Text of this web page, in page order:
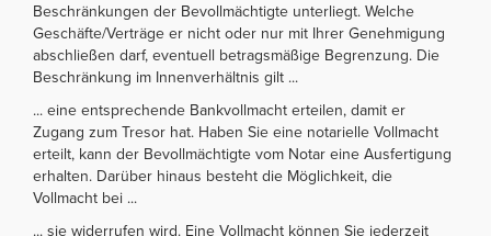
Beschränkungen der Bevollmächtigte unterliegt. Welche
Geschäfte/Verträge er nicht oder nur mit Ihrer Genehmigung
abschließen darf, eventuell betragsmäßige Begrenzung. Die
Beschränkung im Innenverhältnis gilt ...
... eine entsprechende Bankvollmacht erteilen, damit er
Zugang zum Tresor hat. Haben Sie eine notarielle Vollmacht
erteilt, kann der Bevollmächtigte vom Notar eine Ausfertigung
erhalten. Darüber hinaus besteht die Möglichkeit, die
Vollmacht bei ...
... sie widerrufen wird. Eine Vollmacht können Sie jederzeit